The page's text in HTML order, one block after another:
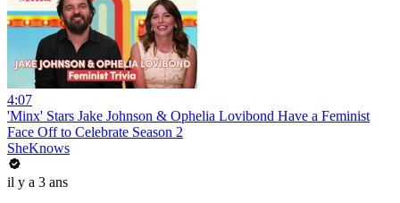
4:07
'Minx' Stars Jake Johnson & Ophelia Lovibond Have a Feminist
Face Off to Celebrate Season 2
SheKnows
il y a 3 ans